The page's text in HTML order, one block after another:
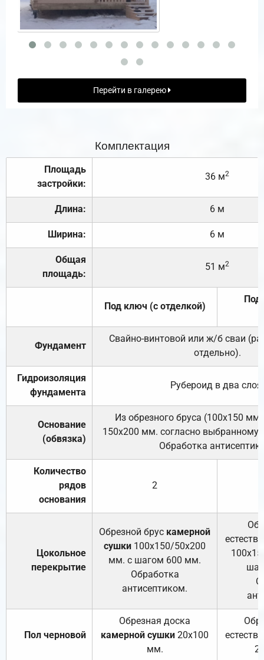
Перейти в галерею
Комплектация
Площадь
застройки:
36 м2
Длина: 6 м
Ширина: 6 м
Общая
площадь:
51 м2
Под ключ (с отделкой)
Под
Фундамент
Свайно-винтовой или ж/б сваи
отдельно).
Гидроизоляция
фундамента
Рубероид в два слоя.
Основание
(обвязка)
Из обрезного бруса (100х150
150х200 мм. согласно выбранному
Обработка
Количество
рядов
основания
2
Цокольное
перекрытие
Обрезной брус камерной
сушки 100х150/50х200
мм. с шагом 600 мм.
Обработка
антисептиком.
Пол черновой
Обрезная доска
камерной сушки 20х100
мм.